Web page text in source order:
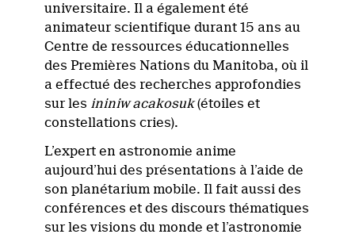
universitaire. Il a également été
animateur scientifique durant 15 ans au
Centre de ressources éducationnelles
des Premières Nations du Manitoba, où il
a effectué des recherches approfondies
sur les ininiw acakosuk(étoiles et
constellations cries).
L’expert en astronomie anime
aujourd’hui des présentations à l’aide de
son planétarium mobile. Il fait aussi des
conférences et des discours thématiques
sur les visions du monde et l’astronomie